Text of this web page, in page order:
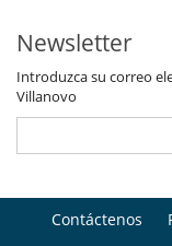
Newsletter
Introduzca su correo
Villanovo
Contáctenos